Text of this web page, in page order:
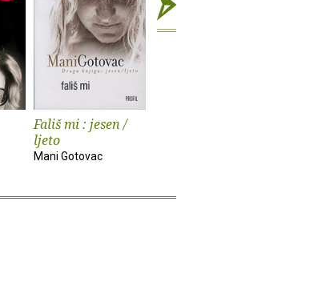
Fališ mi : jesen /
ljeto
Mani Gotovac